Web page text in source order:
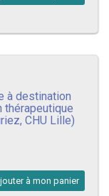
à destination
thérapeutique
CHU Lille)
à mon panier